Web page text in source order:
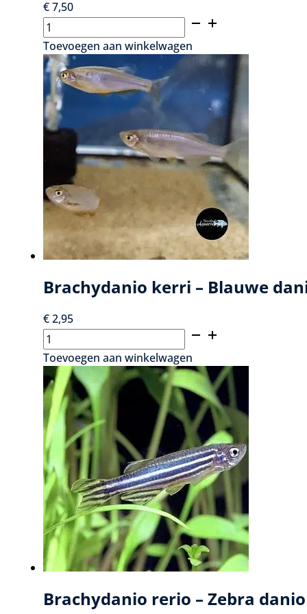
€7,50
Betta
vrouw
mixkleur
aantal
Toevoegen aan winkelwagen
Brachydanio kerri – Blauwe
€2,95
Brachydanio
kerri
-
Blauwe
danio
aantal
Toevoegen aan winkelwagen
Brachydanio rerio – Zebra danio